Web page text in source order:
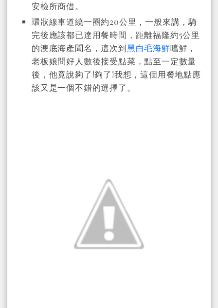
安檢所商借。
環狀線車道繞一圈約20公里，一般來講，騎
完後應該都已達用餐時間，距離福隆約5公里
的澳底海產聞名，這次到黑白毛海鮮嚐鮮，
老板娘問好人數後接受點菜，點至一定數量
後，他竟說夠了!夠了!我想，這個用餐地點應
該又是一個不錯的選擇了。